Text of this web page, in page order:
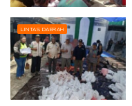
LINTAS DAERAH